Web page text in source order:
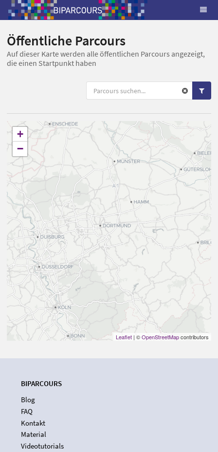
Öffentliche Parcours
Auf dieser Karte werden alle öffentlichen Parcours angezeigt,
die einen Startpunkt haben
+
−
Leaflet | ©OpenStreetMapcontributors
BIPARCOURS
Blog
FAQ
Kontakt
Material
Videotutorials